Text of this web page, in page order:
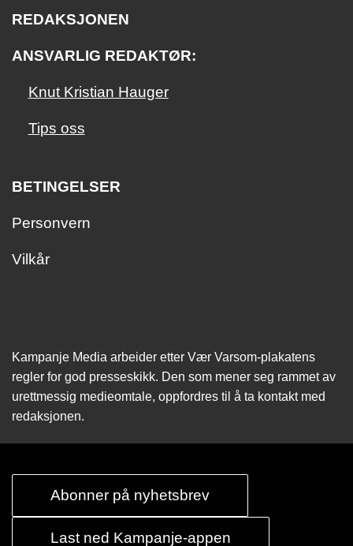
REDAKSJONEN
ANSVARLIG REDAKTØR:
Knut Kristian Hauger
Tips oss
BETINGELSER
Personvern
Vilkår
Kampanje Media arbeider etter Vær Varsom-plakatens
regler for god presseskikk. Den som mener seg rammet av
urettmessig medie­omtale, oppfordres til å ta kontakt med
redaksjonen.
Abonner på nyhetsbrev
Last ned Kampanje-appen